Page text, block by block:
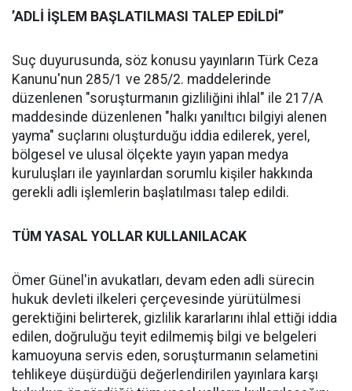
’ADLİ İŞLEM BAŞLATILMASI TALEP EDİLDİ’’
Suç duyurusunda, söz konusu yayınların Türk Ceza
Kanunu'nun 285/1 ve 285/2. maddelerinde
düzenlenen "soruşturmanın gizliliğini ihlal" ile 217/A
maddesinde düzenlenen "halkı yanıltıcı bilgiyi alenen
yayma" suçlarını oluşturduğu iddia edilerek, yerel,
bölgesel ve ulusal ölçekte yayın yapan medya
kuruluşları ile yayınlardan sorumlu kişiler hakkında
gerekli adli işlemlerin başlatılması talep edildi.
TÜM YASAL YOLLAR KULLANILACAK
Ömer Günel'in avukatları, devam eden adli sürecin
hukuk devleti ilkeleri çerçevesinde yürütülmesi
gerektiğini belirterek, gizlilik kararlarını ihlal ettiği iddia
edilen, doğruluğu teyit edilmemiş bilgi ve belgeleri
kamuoyuna servis eden, soruşturmanın selametini
tehlikeye düşürdüğü değerlendirilen yayınlara karşı